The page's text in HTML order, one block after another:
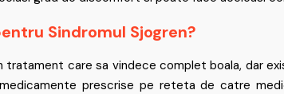
Sindromul Sjogren?
tratament care sa vindece complet boala, dar
prescrise pe reteta de catre